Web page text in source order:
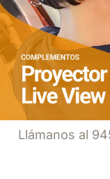
Llámanos al